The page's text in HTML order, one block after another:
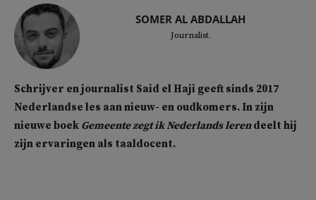
SOMER AL ABDALLAH
Journalist.
Schrijver en journalist Said el Haji geeft sinds 2017
Nederlandse les aan nieuw- en oudkomers. In zijn
nieuwe boek Gemeente zegt ik Nederlands lerendeelt hij
zijn ervaringen als taaldocent.